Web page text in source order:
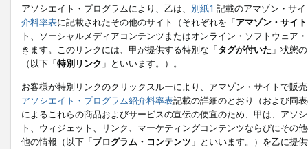
アソシエイト・プログラムにより、乙は、 別紙1 記載のアマゾン・サ
介料率表に記載されたその他のサイト（それぞれを「アマゾン・サイト
ト、ソーシャルメディアコンテンツまたはオンライン・ソフトウェア
きます。このリンクには、甲が提供する特別な「タグが付いた 」状態
（以下「特別リンク 」といいます。）。
お客様が特別リンクのクリックスルーにより、アマゾン・サイトで販
アソシエイト・プログラム紹介料率表記載の詳細のとおり（および同
によるこれらの商品およびサービスの宣伝の便宜のため、甲は、アソ
ト、ウィジェット、リンク、マーケティングコンテンツならびにその
他の情報（以下「プログラム・コンテンツ 」といいます。）を乙に提